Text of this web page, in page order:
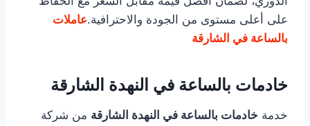
على أعلى مستوى من الجودة والاحترافية.عاملات
بالساعة في الشارقة
خادمات بالساعة في النهدة الشارقة
خدمة خادمات بالساعة في النهدة الشارقة من شركة